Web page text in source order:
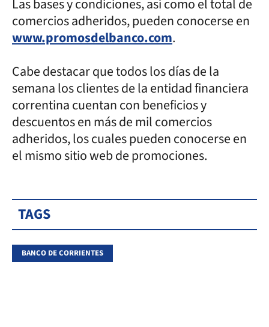
Las bases y condiciones, así como el total de
comercios adheridos, pueden conocerse en
www.promosdelbanco.com.
Cabe destacar que todos los días de la
semana los clientes de la entidad financiera
correntina cuentan con beneficios y
descuentos en más de mil comercios
adheridos, los cuales pueden conocerse en
el mismo sitio web de promociones.
TAGS
BANCO DE CORRIENTES